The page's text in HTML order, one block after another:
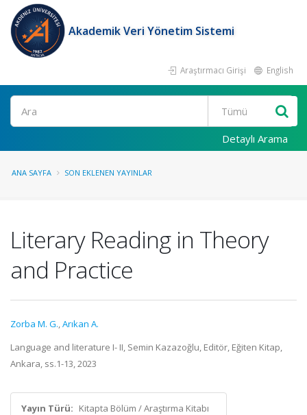
Akademik Veri Yönetim Sistemi
Araştırmacı Girişi English
Ara
Detaylı Arama
ANA SAYFA SON EKLENEN YAYINLAR
Literary Reading in Theory
and Practice
Zorba M. G.,Arıkan A.
Language and literature I- II, Semin Kazazoğlu, Editör, Eğiten Kitap,
Ankara, ss.1-13, 2023
Yayın Türü: Kitapta Bölüm / Araştırma Kitabı